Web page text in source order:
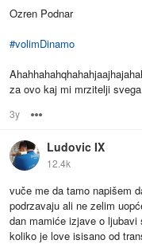
Ozren Podnar
#volimDinamo
za ovo kaj mi mrzitelji
3y
Ludovic IX
12.4k
vuče me da tamo napišem
podrzavaju ali ne zelim
dan mamiće izjave o
koliko je love isisano od